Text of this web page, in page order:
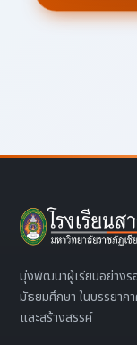
มุ่งพัฒนาผู้เรียนอย่างร
มัธยมศึกษา ในบรรยาก
และสร้างสรรค์